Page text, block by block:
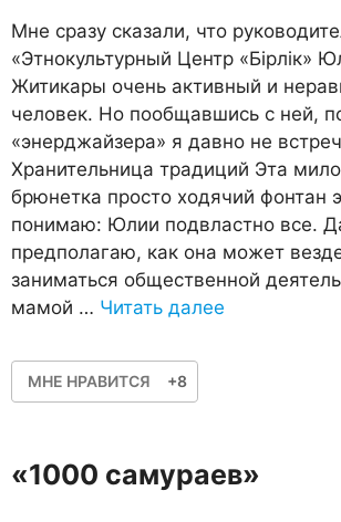
Мне сразу сказали, что
«Этнокультурный Центр «Бiрлiк»
Житикары очень активный и
человек. Но пообщавшись с ней,
«энерджайзера» я давно не
Хранительница традиций Эта
брюнетка просто ходячий фонтан
понимаю: Юлии подвластно все.
предполагаю, как она может
заниматься общественной
мамой … Читать далее
МНЕ НРАВИТСЯ +8
«1000 самураев»